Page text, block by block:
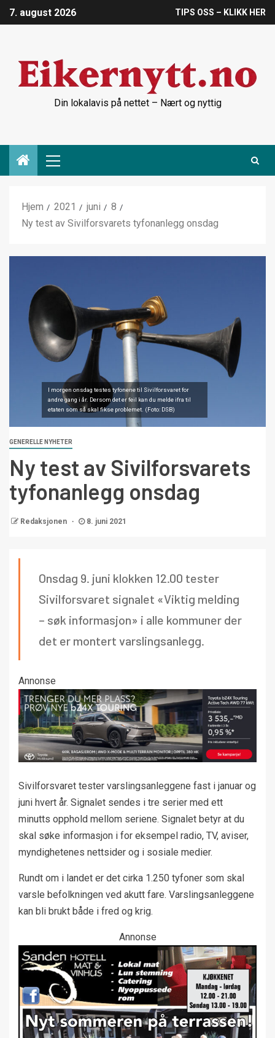
7. august 2026 TIPS OSS – KLIKK HER
Din lokalavis på nettet – Nært og nyttig
Hjem 2021 juni
8
Ny test av Sivilforsvarets tyfonanlegg onsdag
I morgen onsdag testes tyfonene til Sivilforsvaret for
andre gang i år. Dersom det er feil kan du melde ifra til
etaten som så skal fikse problemet. (Foto: DSB)
GENERELLE NYHETER
Ny test av Sivilforsvarets
tyfonanlegg onsdag
Redaksjonen 8. juni 2021
Onsdag 9. juni klokken 12.00 tester
Sivilforsvaret signalet «Viktig melding
– søk informasjon» i alle kommuner der
det er montert varslingsanlegg.
Annonse
Sivilforsvaret tester varslingsanleggene fast i januar og
juni hvert år. Signalet sendes i tre serier med ett
minutts opphold mellom seriene. Signalet betyr at du
skal søke informasjon i for eksempel radio, TV, aviser,
myndighetenes nettsider og i sosiale medier.
Rundt om i landet er det cirka 1.250 tyfoner som skal
varsle befolkningen ved akutt fare. Varslingsanleggene
kan bli brukt både i fred og krig.
Annonse